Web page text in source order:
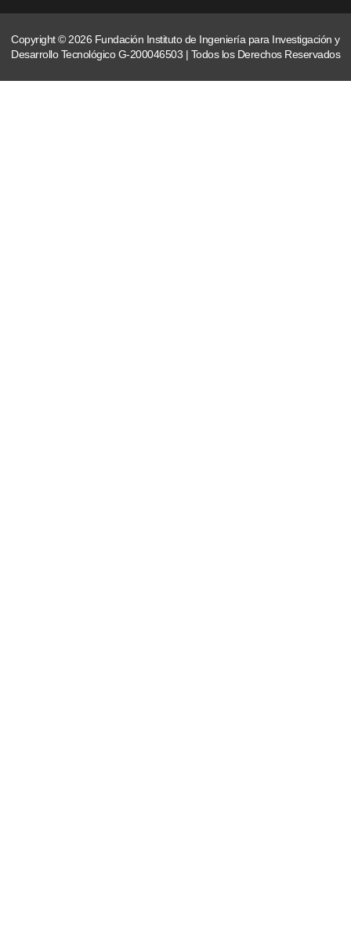
Copyright © 2026 Fundación Instituto de Ingeniería para Investigación y
Desarrollo Tecnológico G-200046503 | Todos los Derechos Reservados